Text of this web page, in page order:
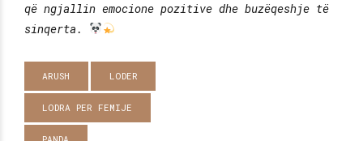
që ngjallin emocione pozitive dhe buzëqeshje të
sinqerta.
ARUSH LODER
LODRA PER FEMIJE